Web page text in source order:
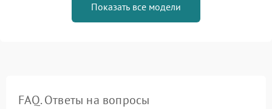
Показать все модели
FAQ. Ответы на вопросы